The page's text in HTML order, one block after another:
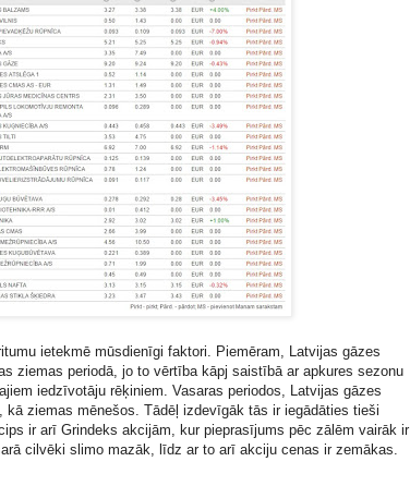
ietekmē mūsdienīgi faktori. Piemēram, Latvijas gāzes
ziemas periodā, jo to vērtība kāpj saistībā ar apkures sezonu
iedzīvotāju rēķiniem. Vasaras periodos, Latvijas gāzes
kā ziemas mēnešos. Tādēļ izdevīgāk tās ir iegādāties tieši
ir arī Grindeks akcijām, kur pieprasījums pēc zālēm vairāk ir
cilvēki slimo mazāk, līdz ar to arī akciju cenas ir zemākas.